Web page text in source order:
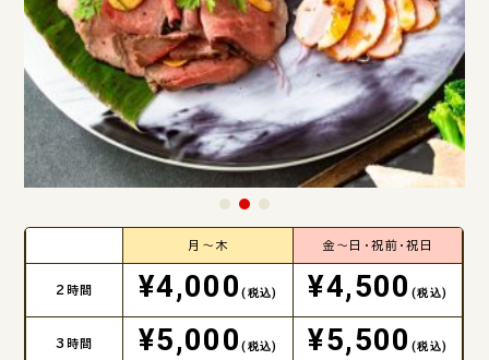
月～木 金～日・祝前・祝日
2時間 ¥4,000(税込) ¥4,500 (税込)
3時間 ¥5,000(税込) ¥5,500 (税込)